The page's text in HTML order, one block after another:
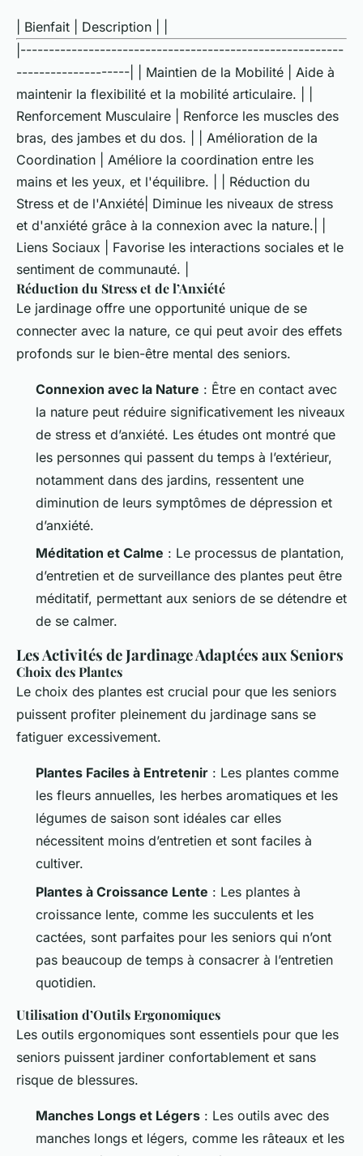
| Bienfait | Description | |
|---------------------------------------------------------
--------------------| | Maintien de la Mobilité | Aide à
maintenir la flexibilité et la mobilité articulaire. | |
Renforcement Musculaire | Renforce les muscles des
bras, des jambes et du dos. | | Amélioration de la
Coordination | Améliore la coordination entre les
mains et les yeux, et l'équilibre. | | Réduction du
Stress et de l'Anxiété| Diminue les niveaux de stress
et d'anxiété grâce à la connexion avec la nature.| |
Liens Sociaux | Favorise les interactions sociales et le
sentiment de communauté. |
Réduction du Stress et de l’Anxiété
Le jardinage offre une opportunité unique de se
connecter avec la nature, ce qui peut avoir des effets
profonds sur le bien-être mental des seniors.
Connexion avec la Nature : Être en contact avec
la nature peut réduire significativement les niveaux
de stress et d’anxiété. Les études ont montré que
les personnes qui passent du temps à l’extérieur,
notamment dans des jardins, ressentent une
diminution de leurs symptômes de dépression et
d’anxiété.
Méditation et Calme : Le processus de plantation,
d’entretien et de surveillance des plantes peut être
méditatif, permettant aux seniors de se détendre et
de se calmer.
Les Activités de Jardinage Adaptées aux Seniors
Choix des Plantes
Le choix des plantes est crucial pour que les seniors
puissent profiter pleinement du jardinage sans se
fatiguer excessivement.
Plantes Faciles à Entretenir : Les plantes comme
les fleurs annuelles, les herbes aromatiques et les
légumes de saison sont idéales car elles
nécessitent moins d’entretien et sont faciles à
cultiver.
Plantes à Croissance Lente : Les plantes à
croissance lente, comme les succulents et les
cactées, sont parfaites pour les seniors qui n’ont
pas beaucoup de temps à consacrer à l’entretien
quotidien.
Utilisation d’Outils Ergonomiques
Les outils ergonomiques sont essentiels pour que les
seniors puissent jardiner confortablement et sans
risque de blessures.
Manches Longs et Légers : Les outils avec des
manches longs et légers, comme les râteaux et les